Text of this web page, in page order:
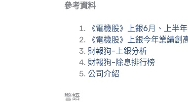
參考資料
《電機股》上銀6月、上半
《電機股》上銀今年業績創
財報狗-上銀分析
財報狗-除息排行榜
公司介紹
警語